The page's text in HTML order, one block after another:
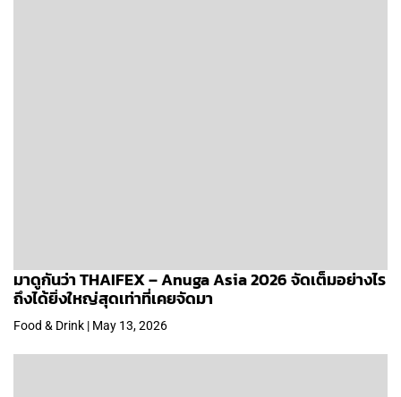
มาดูกันว่า THAIFEX – Anuga Asia 2026 จัดเต็มอย่างไร
ถึงได้ยิ่งใหญ่สุดเท่าที่เคยจัดมา
Food & Drink | May 13, 2026